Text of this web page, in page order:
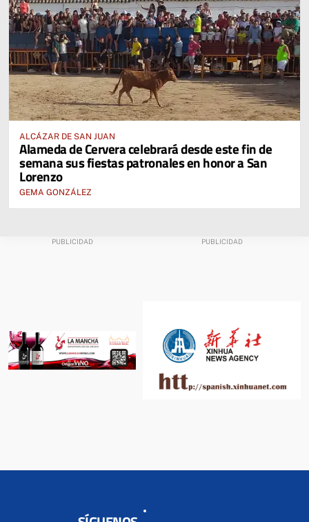
ALCÁZAR DE SAN JUAN
Alameda de Cervera celebrará desde este fin de
semana sus fiestas patronales en honor a San
Lorenzo
GEMA GONZÁLEZ